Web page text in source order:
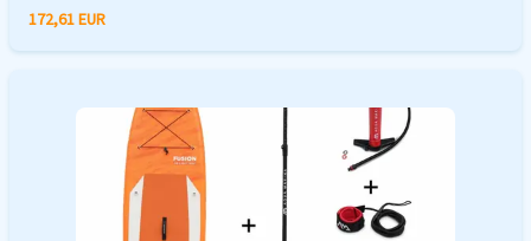
172,61 EUR